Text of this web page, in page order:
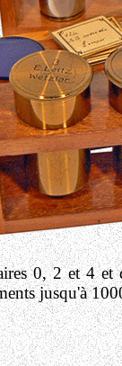
0, 2 et 4
jusqu'à